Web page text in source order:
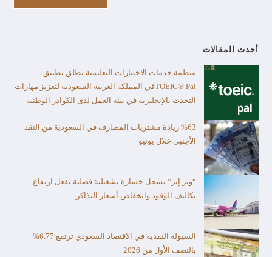
أحدث المقالات
منظمة خدمات الاختبارات التعليمية تطلق تطبيق
TOEIC® Palفي المملكة العربية السعودية لتعزيز مهارات
التحدث بالإنجليزية في بيئة العمل لدى الكوادر الوطنية
%63 زيادة مشتريات المصارف في السعودية من النقد
الأجنبي خلال يونيو
“ويز إير” تسجل خسارة تشغيلية فصلية بفعل ارتفاع
تكاليف الوقود وانخفاض أسعار التذاكر
السيولة النقدية في الاقتصاد السعودي ترتفع 6.77%
بالنصف الأول من 2026